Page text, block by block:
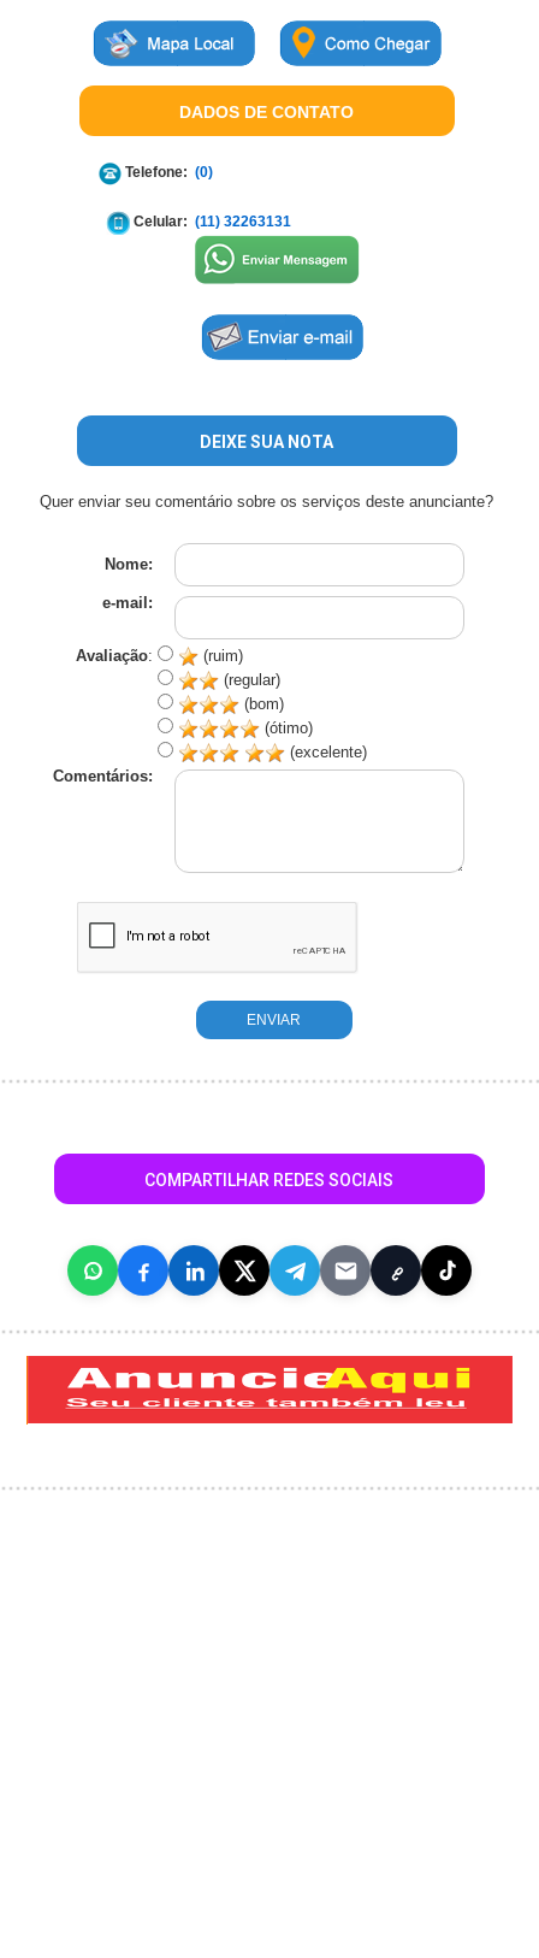
DADOS DE CONTATO
Telefone: (0)
Celular: (11) 32263131
DEIXE SUA NOTA
Quer enviar seu comentário sobre os serviços deste anunciante?
Nome:
e-mail:
Avaliação:
(ruim)
(regular)
(bom)
(ótimo)
(excelente)
Comentários:
COMPARTILHAR REDES SOCIAIS